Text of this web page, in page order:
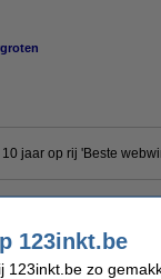
10 jaar op rij 'Beste
geeft u
m² papier biedt
gekleurd papier.
123inkt.be
123inkt.be zo